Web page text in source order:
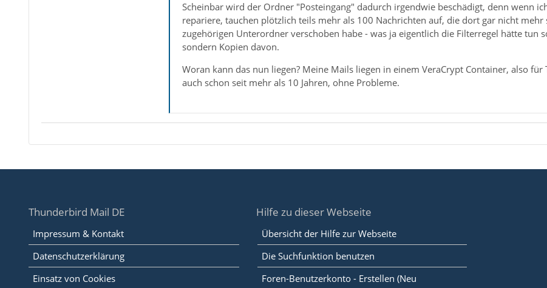
Scheinbar wird der Ordner "Posteingang" dadurch irgendwie beschädigt, denn wenn
repariere, tauchen plötzlich teils mehr als 100 Nachrichten auf, die dort gar nicht
zugehörigen Unterordner verschoben habe - was ja eigentlich die Filterregel hätte tun
sondern Kopien davon.
Woran kann das nun liegen? Meine Mails liegen in einem VeraCrypt Container, also
auch schon seit mehr als 10 Jahren, ohne Probleme.
Thunderbird Mail DE
Impressum & Kontakt
Datenschutzerklärung
Einsatz von Cookies
Hilfe zu dieser Webseite
Übersicht der Hilfe zur Webseite
Die Suchfunktion benutzen
Foren-Benutzerkonto - Erstellen (Neu